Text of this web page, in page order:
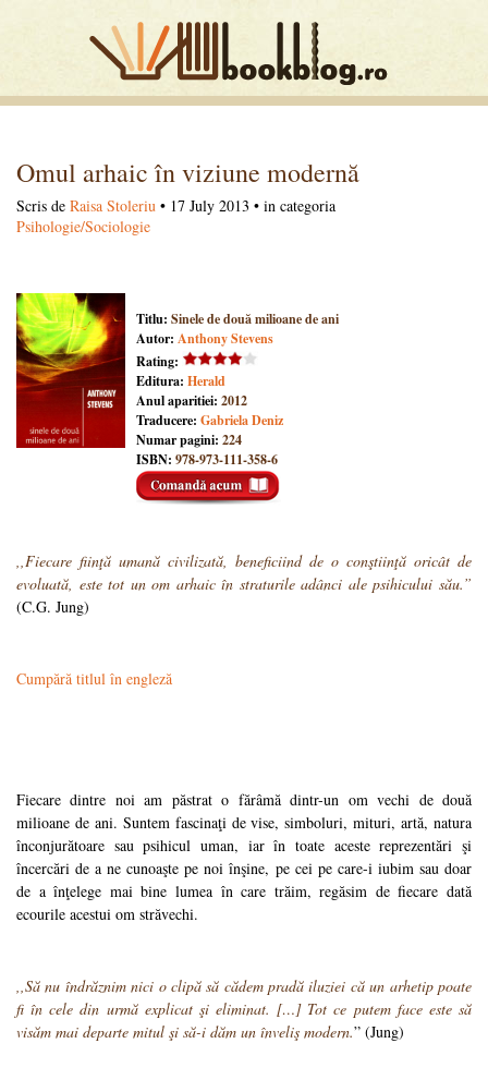
Omul arhaic în viziune modernă
Scris de Raisa Stoleriu • 17 July 2013 • in categoria
Psihologie/Sociologie
Titlu: Sinele de două milioane de ani
Autor: Anthony Stevens
Rating:
Editura: Herald
Anul aparitiei: 2012
Traducere: Gabriela Deniz
Numar pagini: 224
ISBN: 978-973-111-358-6
,,Fiecare fiinţă umană civilizată, beneficiind de o conştiinţă oricât de
evoluată, este tot un om arhaic în straturile adânci ale psihicului său.”
(C.G. Jung)
Cumpără titlul în engleză
Fiecare dintre noi am păstrat o fărâmă dintr-un om vechi de două
milioane de ani. Suntem fascinaţi de vise, simboluri, mituri, artă, natura
înconjurătoare sau psihicul uman, iar în toate aceste reprezentări şi
încercări de a ne cunoaşte pe noi înşine, pe cei pe care-i iubim sau doar
de a înţelege mai bine lumea în care trăim, regăsim de fiecare dată
ecourile acestui om străvechi.
,,Să nu îndrăznim nici o clipă să cădem pradă iluziei că un arhetip poate
fi în cele din urmă explicat şi eliminat. […] Tot ce putem face este să
visăm mai departe mitul şi să-i dăm un înveliş modern.” (Jung)